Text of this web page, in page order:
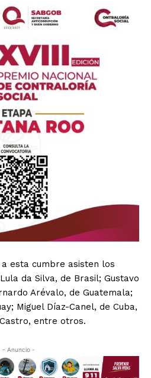
esta cumbre asisten los
da Silva, de Brasil; Gustavo
Arévalo, de Guatemala;
Miguel Díaz-Canel, de Cuba,
entre otros.
- Anuncio -